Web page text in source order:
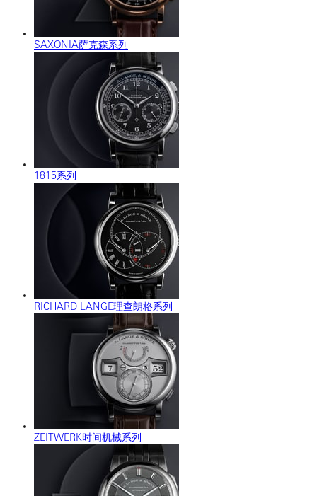
SAXONIA萨克森系列
1815系列
RICHARD LANGE理查朗格系列
ZEITWERK时间机械系列